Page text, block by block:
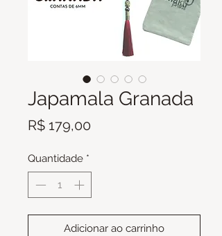
Japamala Granada
R$ 179,00
Quantidade *
Adicionar ao carrinho